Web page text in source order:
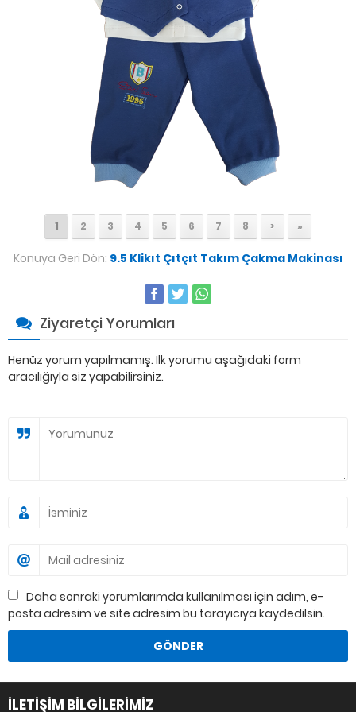
1 2 3 4 5 6 7 8 > »
Konuya Geri Dön: 9.5 Klikıt Çıtçıt Takım Çakma Makinası
Ziyaretçi Yorumları
Henüz yorum yapılmamış. İlk yorumu aşağıdaki form
aracılığıyla siz yapabilirsiniz.
Daha sonraki yorumlarımda kullanılması için adım, e-
posta adresim ve site adresim bu tarayıcıya kaydedilsin.
İLETİŞİM BİLGİLERİMİZ